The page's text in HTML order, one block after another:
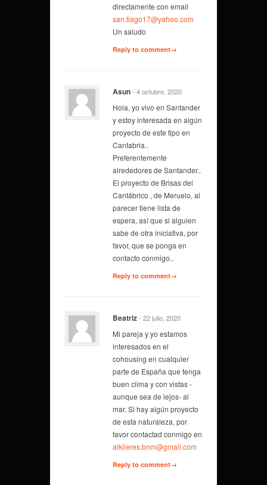
directamente con email
san.tiago17@yahoo.com
Un saludo
Reply to comment→
Asun- 4 octubre, 2020
Hola, yo vivo en Santander
y estoy interesada en algún
proyecto de este tipo en
Cantabria..
Preferentemente
alrededores de Santander..
El proyecto de Brisas del
Cantábrico , de Meruelo, al
parecer tiene lista de
espera, así que si alguien
sabe de otra iniciativa, por
favor, que se ponga en
contacto conmigo..
Reply to comment→
Beatriz- 22 julio, 2020
Mi pareja y yo estamos
interesados en el
cohousing en cualquier
parte de España que tenga
buen clima y con vistas -
aunque sea de lejos- al
mar. Si hay algún proyecto
de esta naturaleza, por
favor contactad conmigo en
alkileres.bnm@gmail.com
Reply to comment→